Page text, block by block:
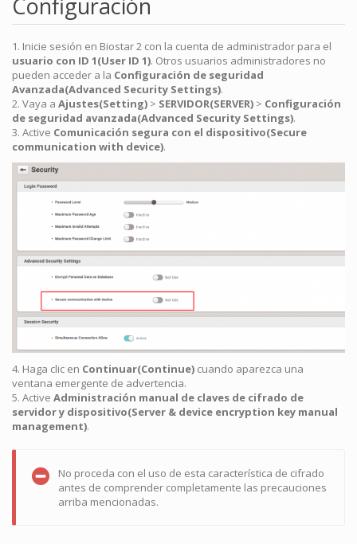
1. Inicie sesión en Biostar 2 con la cuenta de administrador para el
usuario con ID 1(User ID 1). Otros usuarios administradores no
pueden acceder a la Configuración de seguridad
Avanzada(Advanced Security Settings).
2. Vaya a Ajustes(Setting) > SERVIDOR(SERVER) > Configuración
de seguridad avanzada(Advanced Security Settings).
3. Active Comunicación segura con el dispositivo(Secure
communication with device).
4. Haga clic en Continuar(Continue) cuando aparezca una
ventana emergente de advertencia.
5. Active Administración manual de claves de cifrado de
servidor y dispositivo(Server & device encryption key manual
management).
No proceda con el uso de esta característica de cifrado
antes de comprender completamente las precauciones
arriba mencionadas.